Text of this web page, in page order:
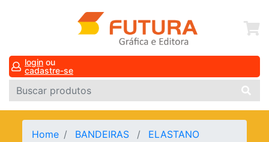
login ou
cadastre-se
Home BANDEIRAS
ELASTANO